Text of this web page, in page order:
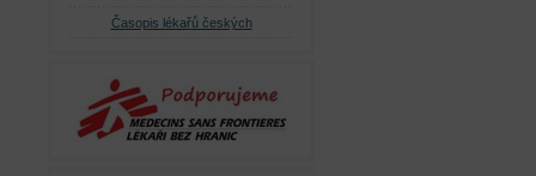
Časopis lékařů českých